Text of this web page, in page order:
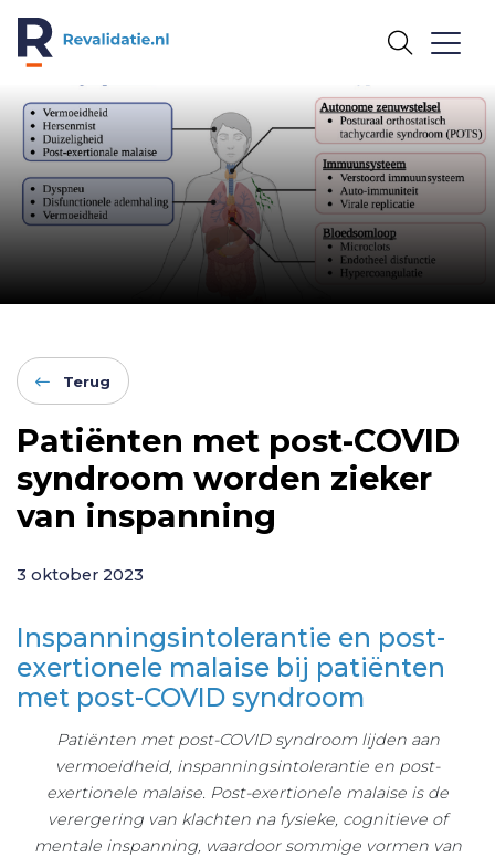
REVALIDATIE.NL
Terug
Patiënten met post-COVID
syndroom worden zieker
van inspanning
3 oktober 2023
Inspanningsintolerantie en post-
exertionele malaise bij patiënten
met post-COVID syndroom
Patiënten met post-COVID syndroom lijden aan
vermoeidheid, inspanningsintolerantie en post-
exertionele malaise. Post-exertionele malaise is de
verergering van klachten na fysieke, cognitieve of
mentale inspanning, waardoor sommige vormen van